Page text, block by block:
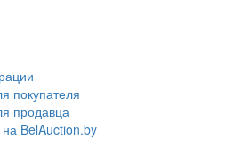
покупателя
продавца
BelAuction.by